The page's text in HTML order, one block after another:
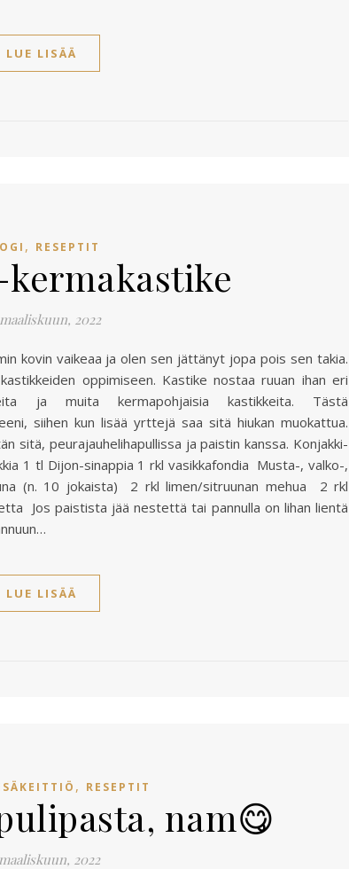
LUE LISÄÄ
, RESEPTIT
2022
kovin vaikeaa ja olen sen jättänyt jopa pois sen takia.
oppimiseen. Kastike nostaa ruuan ihan eri
ja muita kermapohjaisia kastikkeita. Tästä
siihen kun lisää yrttejä saa sitä hiukan muokattua.
sitä, peurajauhelihapullissa ja paistin kanssa. Konjakki-
1 tl Dijon-sinappia 1 rkl vasikkafondia Musta-, valko-,
(n. 10 jokaista) 2 rkl limen/sitruunan mehua 2 rkl
Jos paistista jää nestettä tai pannulla on lihan lientä
LUE LISÄÄ
, RESEPTIT
nam😋
2022